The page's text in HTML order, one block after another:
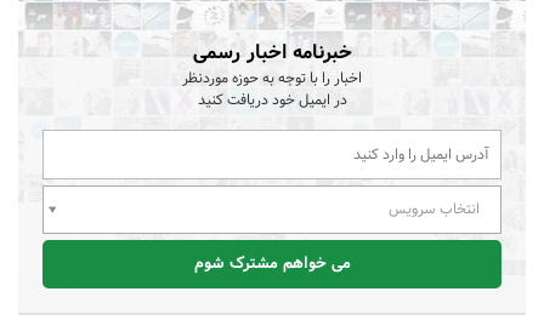
خبرنامه اخبار رسمی
اخبار را با توجه به حوزه موردنظر
در ایمیل خود دریافت کنید
انتخاب سرویس
می خواهم مشترک شوم